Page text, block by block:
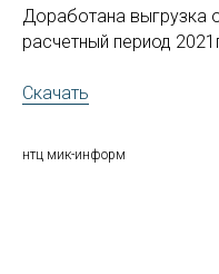
Доработана
расчетный период
Скачать
нтц мик-информ